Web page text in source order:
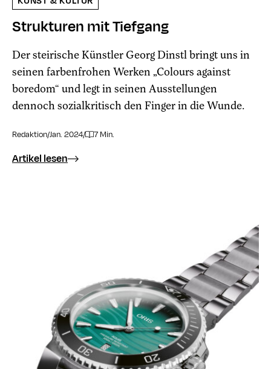
Strukturen mit Tiefgang
Der steirische Künstler Georg Dinstl bringt uns in
seinen farbenfrohen Werken „Colours against
boredom“ und legt in seinen Ausstellungen
dennoch sozialkritisch den Finger in die Wunde.
Redaktion/Jan. 2024/ 7 Min.
Artikel lesen